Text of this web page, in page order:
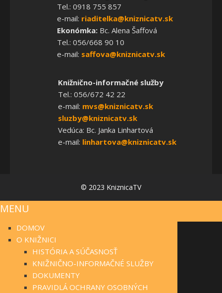
Tel.: 0918 755 857
e-mail: riaditelka@kniznicatv.sk
Ekonómka:Bc. Alena Šaffová
Tel.: 056/668 90 10
e-mail: saffova@kniznicatv.sk
Knižnično-informačné služby
Tel.: 056/672 42 22
e-mail: mvs@kniznicatv.sk
sluzby@kniznicatv.sk
Vedúca: Bc. Janka Linhartová
e-mail: linhartova@kniznicatv.sk
© 2023 KniznicaTV
MENU
DOMOV
O KNIŽNICI
HISTÓRIA A SÚČASNOSŤ
KNIŽNIČNO-INFORMAČNÉ SLUŽBY
DOKUMENTY
PRAVIDLÁ OCHRANY OSOBNÝCH